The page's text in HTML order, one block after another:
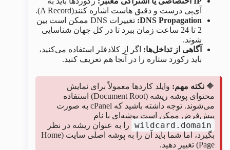
آی‌پی درست و دقیق هاست اشاره کنند(A Record).
DNS Propagation:
تغییرات DNS ممکن است بین
2 تا 24 ساعت زمان ببرد تا در کل جهان شناسایی
شوند.
آگاهی از تداخل‌ها: اگر از کلادفلر استفاده می‌کنید،
باید رکورد ستاره را در آنجا هم تعریف کنید.
🔶 نکته مهم: وایلد کاردها معمولاً برای نمایش
محتوای پوشه ریشه (Document Root) استفاده
می‌شوند. توجه داشته باشید که cPanel به صورت
پیش‌فرض ممکن است پوشه‌ای با نام
wildcard.domain
را به عنوان ریشه در نظر
بگیرد، اما شما باید آن را به پوشه اصلی سایت (Home
Page) تغییر دهید.